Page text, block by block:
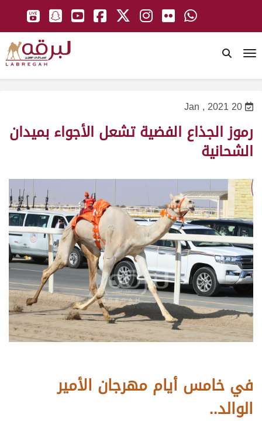
20 Jan , 2021
رموز الجذاع الفضية تشعل الأجواء بميدان
الشحانية
في خامس أيام مهرجان الأمير
الوالد..